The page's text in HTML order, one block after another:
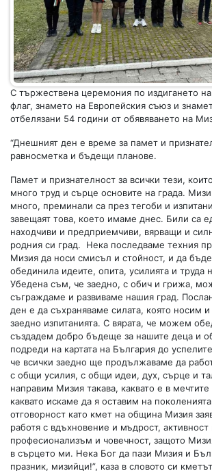
С тържествена церемония по издигането
флаг, знамето на Европейския съюз и
отбелязани 54 години от обявяването на
“Днешният ден е време за памет и
равносметка и бъдещи планове.
Памет и признателност за всички тези,
много труд и сърце основите на града.
много, преминали са през тегоби и
завещаят това, което имаме днес. Били са
находчиви и предприемчиви, вярващи и
родния си град. Нека последваме техния
Мизия да носи смисъл и стойност, и да
обединила идеите, опита, усилията и труда
Убедена съм, че заедно, с обич и грижа,
съграждаме и развиваме нашия град.
ден е да съхраняваме силата, която носим
заедно изпитанията. С вярата, че можем
създадем добро бъдеще за нашите деца и
подреди на картата на България до
че всички заедно ще продължаваме да
с общи усилия, с общи идеи, дух, сърце и
направим Мизия такава, каквато е в мечтите
каквато искаме да я оставим на
отговорност като кмет на община Мизия
работя с вдъхновение и мъдрост, активност
професионализъм и човечност, защото
в сърцето ми. Нека Бог да пази Мизия и
празник, мизийци!”, каза в словото си